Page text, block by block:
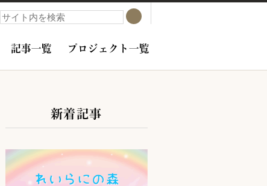
検索
検索
記事一覧 プロジェクト一覧
サブコンテンツ
新着記事
記事を読む